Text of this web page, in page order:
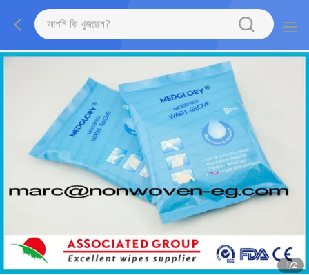
1/2